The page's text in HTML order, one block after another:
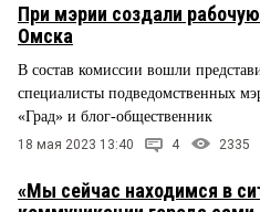
При мэрии создали
Омска
В состав комиссии вошли
специалисты подведомственных
«Град» и блог-общественник
18 мая 2023 13:40 4 2335
«Мы сейчас находимся в